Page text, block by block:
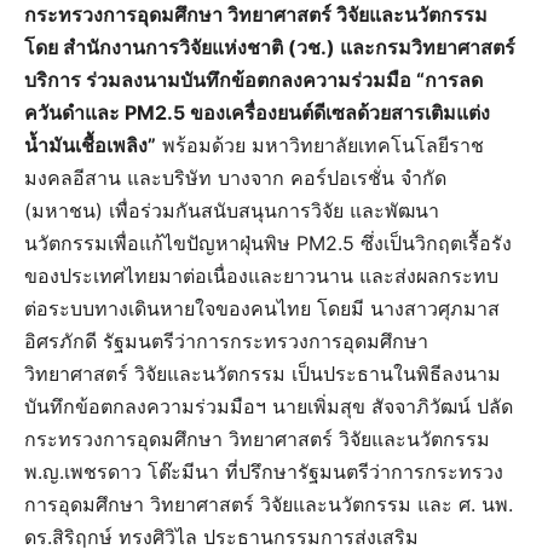
กระทรวงการอุดมศึกษา วิทยาศาสตร์ วิจัยและนวัตกรรม
โดย สำนักงานการวิจัยแห่งชาติ (วช.) และกรมวิทยาศาสตร์
บริการ ร่วมลงนามบันทึกข้อตกลงความร่วมมือ “การลด
ควันดำและ PM2.5 ของเครื่องยนต์ดีเซลด้วยสารเติมแต่ง
น้ำมันเชื้อเพลิง” พร้อมด้วย มหาวิทยาลัยเทคโนโลยีราช
มงคลอีสาน และบริษัท บางจาก คอร์ปอเรชั่น จำกัด
(มหาชน) เพื่อร่วมกันสนับสนุนการวิจัย และพัฒนา
นวัตกรรมเพื่อแก้ไขปัญหาฝุ่นพิษ PM2.5 ซึ่งเป็นวิกฤตเรื้อรัง
ของประเทศไทยมาต่อเนื่องและยาวนาน และส่งผลกระทบ
ต่อระบบทางเดินหายใจของคนไทย โดยมี นางสาวศุภมาส
อิศรภักดี รัฐมนตรีว่าการกระทรวงการอุดมศึกษา
วิทยาศาสตร์ วิจัยและนวัตกรรม เป็นประธานในพิธีลงนาม
บันทึกข้อตกลงความร่วมมือฯ นายเพิ่มสุข สัจจาภิวัฒน์ ปลัด
กระทรวงการอุดมศึกษา วิทยาศาสตร์ วิจัยและนวัตกรรม
พ.ญ.เพชรดาว โต๊ะมีนา ที่ปรึกษารัฐมนตรีว่าการกระทรวง
การอุดมศึกษา วิทยาศาสตร์ วิจัยและนวัตกรรม และ ศ. นพ.
ดร.สิริฤกษ์ ทรงศิวิไล ประธานกรรมการส่งเสริม